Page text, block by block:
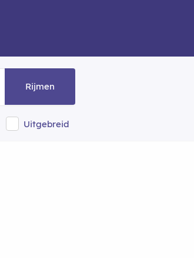
Rijmen
Uitgebreid